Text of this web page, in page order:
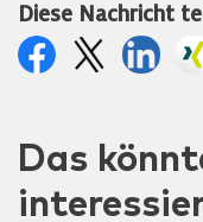
Diese Nachricht
Das